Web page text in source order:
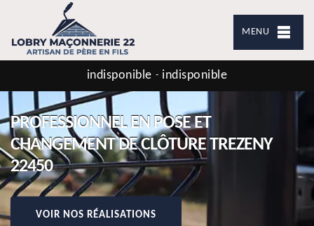
MENU
indisponible - indisponible
PROFESSIONNEL EN POSE ET
CHANGEMENT DE CLÔTURE TREZENY
22450
VOIR NOS RÉALISATIONS